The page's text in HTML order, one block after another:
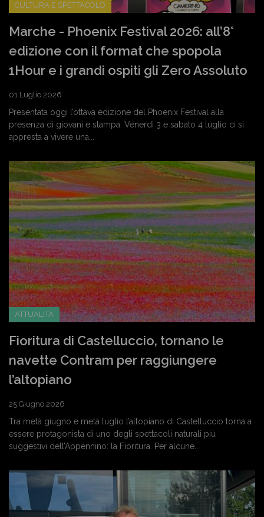
CULTURA E SPETTACOLO
Marche - Phoenix Festival 2026: all’8°
edizione con il format che spopola
1Hour e i grandi ospiti gli Zero Assoluto
01 Luglio 2026
Presentata oggi l’ottava edizione del Phoenix Festival alla
presenza di giovani e stampa. Venerdì 3 e sabato 4 luglio ci si
appresta a vivere una...
ATTUALITÀ
Fioritura di Castelluccio, tornano le
navette Contram per raggiungere
l’altopiano
25 Giugno 2026
Tra metà giugno e metà luglio l’altopiano di Castelluccio torna a
essere protagonista di uno degli spettacoli naturali più
suggestivi dell’Appennino: la Fioritura. Per alcune...